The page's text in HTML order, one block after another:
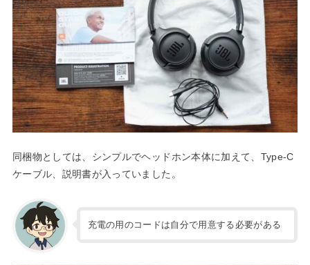
同梱物としては、シンプルでヘッドホン本体に加えて、Type-C
ケーブル、説明書が入っていました。
充電の用のコードは自分で用意する必要がある